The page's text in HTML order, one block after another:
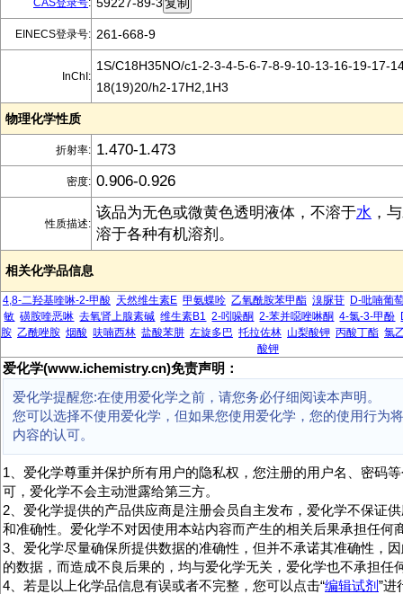
CAS登录号:
EINECS登录号: 261-668-9
InChI:
1S/C18H35NO/c1-2-3-4-5-6-7-8-9-10-13-16-19-17-
18(19)20/h2-17H2,1H3
物理化学性质
折射率: 1.470-1.473
密度: 0.906-0.926
性质描述:
该品为无色或微黄色透明液体，不溶于水 ，
溶于各种有机溶剂。
相关化学品信息
4,8-二羟基喹啉-2-甲酸 天然维生素E 甲氨蝶呤 乙氧酰胺苯甲酯 溴脲苷 D-吡喃葡
敏 磺胺喹恶啉 去氧肾上腺素碱 维生素B1 2-吲哚酮 2-苯并噁唑啉酮 4-氯-3-甲酚
胺 乙酰唑胺 烟酸 呋喃西林 盐酸苯肼 左旋多巴 托拉佐林 山梨酸钾 丙酸丁酯 氯
酸钾
爱化学(www.ichemistry.cn)免责声明：
爱化学提醒您:在使用爱化学之前，请您务必仔细阅读本声明。
您可以选择不使用爱化学，但如果您使用爱化学，您的使用行为
内容的认可。
1、爱化学尊重并保护所有用户的隐私权，您注册的用户名、密码
可，爱化学不会主动泄露给第三方。
2、爱化学提供的产品供应商是注册会员自主发布，爱化学不保证
和准确性。爱化学不对因使用本站内容而产生的相关后果承担任何
3、爱化学尽量确保所提供数据的准确性，但并不承诺其准确性，
的数据，而造成不良后果的，均与爱化学无关，爱化学也不承担任
4、若是以上化学品信息有误或者不完整，您可以点击“编辑试剂”进